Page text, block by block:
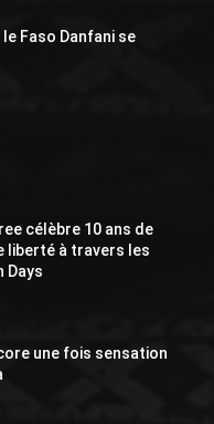
le Faso Danfani se
célèbre 10 ans de
liberté à travers les
Days
une fois sensation